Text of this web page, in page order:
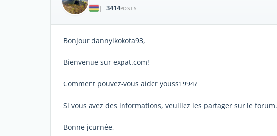
|
3414POSTS
Bonjour dannyikokota93,
Bienvenue sur expat.com!
Comment pouvez-vous aider youss1994?
Si vous avez des informations, veuillez les partager sur le forum.
Bonne journée,